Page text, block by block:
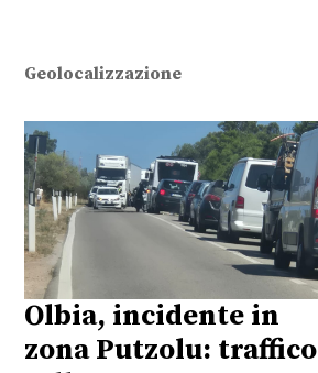
Geolocalizzazione
Olbia, incidente in
zona Putzolu: traffico